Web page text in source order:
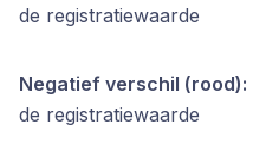
de registratiewaarde
Negatief verschil (rood):
de registratiewaarde